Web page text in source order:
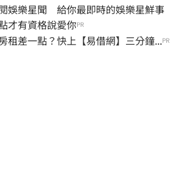
娛樂星聞 給你最即時的娛樂星鮮事
才有資格說愛你PR
租差一點？快上【易借網】三分鐘...PR